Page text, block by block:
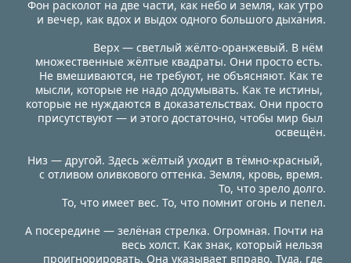
Фон расколот на две части, как небо и земля, как утро
и вечер, как вдох и выдох одного большого дыхания.
Верх — светлый жёлто-оранжевый. В нём
множественные жёлтые квадраты. Они просто есть.
Не вмешиваются, не требуют, не объясняют. Как те
мысли, которые не надо додумывать. Как те истины,
которые не нуждаются в доказательствах. Они просто
присутствуют — и этого достаточно, чтобы мир был
освещён.
Низ — другой. Здесь жёлтый уходит в тёмно-красный,
с отливом оливкового оттенка. Земля, кровь, время.
То, что зрело долго.
То, что имеет вес. То, что помнит огонь и пепел.
А посередине — зелёная стрелка. Огромная. Почти на
весь холст. Как знак, который нельзя
проигнорировать. Она указывает вправо. Туда, где